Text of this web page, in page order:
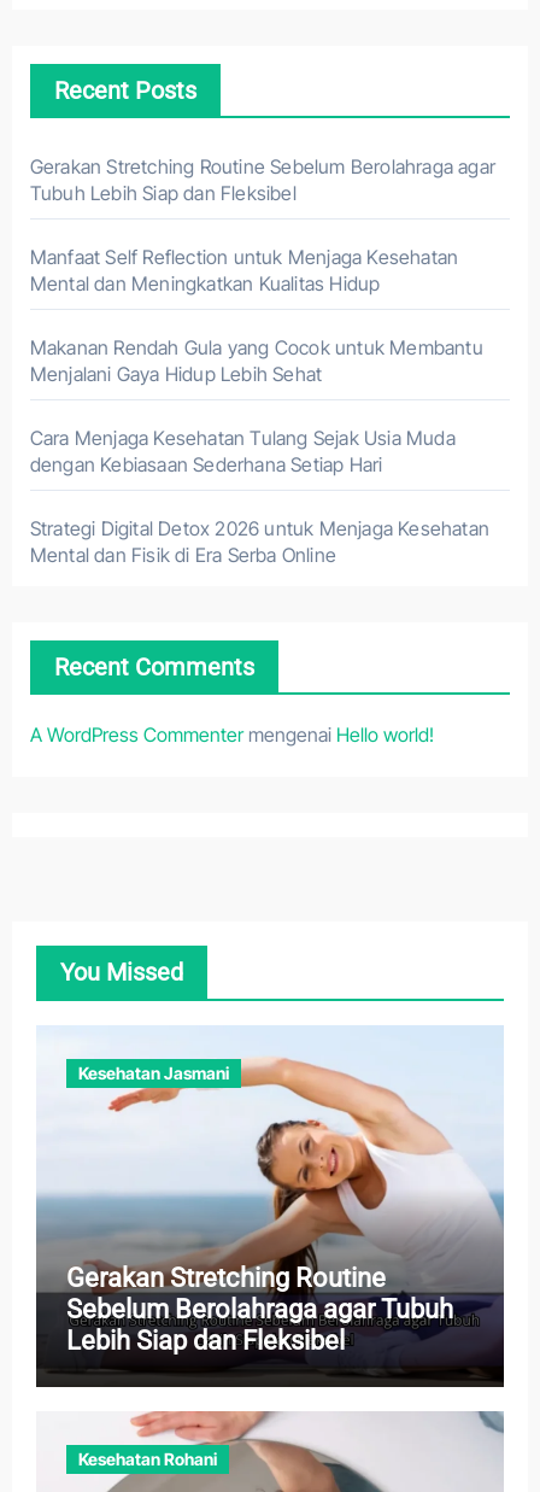
Recent Posts
Gerakan Stretching Routine Sebelum Berolahraga agar
Tubuh Lebih Siap dan Fleksibel
Manfaat Self Reflection untuk Menjaga Kesehatan
Mental dan Meningkatkan Kualitas Hidup
Makanan Rendah Gula yang Cocok untuk Membantu
Menjalani Gaya Hidup Lebih Sehat
Cara Menjaga Kesehatan Tulang Sejak Usia Muda
dengan Kebiasaan Sederhana Setiap Hari
Strategi Digital Detox 2026 untuk Menjaga Kesehatan
Mental dan Fisik di Era Serba Online
Recent Comments
A WordPress Commentermengenai Hello world!
You Missed
Kesehatan Jasmani
Gerakan Stretching Routine
Sebelum Berolahraga agar Tubuh
Lebih Siap dan Fleksibel
Kesehatan Rohani